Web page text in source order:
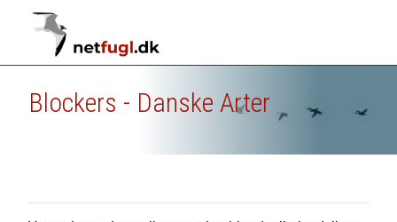
Blockers - Danske Arter